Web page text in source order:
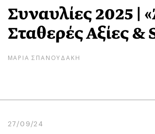
Συναυλίες 2025 |
Σταθερές Αξίες
ΜΑΡΙΑ ΣΠΑΝΟΥΔΑΚΗ
27/09/24